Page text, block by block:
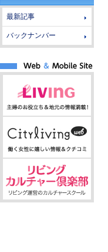
最新記事
バックナンバー